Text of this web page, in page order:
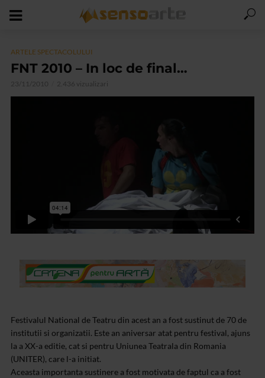
ARTELE SPECTACOLULUI
FNT 2010 – In loc de final…
23/11/2010 2.436 vizualizari
Festivalul National de Teatru din acest an a fost sustinut de 70 de
institutii si organizatii. Este an aniversar atat pentru festival, ajuns
la a XX-a editie, cat si pentru Uniunea Teatrala din Romania
(UNITER), care l-a initiat.
Aceasta importanta sustinere a fost motivata de faptul ca a fost